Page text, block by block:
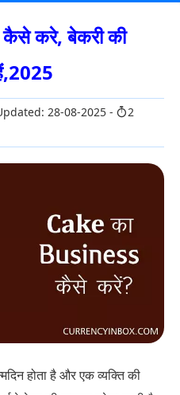
करे, बेकरी की
28-08-2025
2
होता है और एक व्यक्ति की